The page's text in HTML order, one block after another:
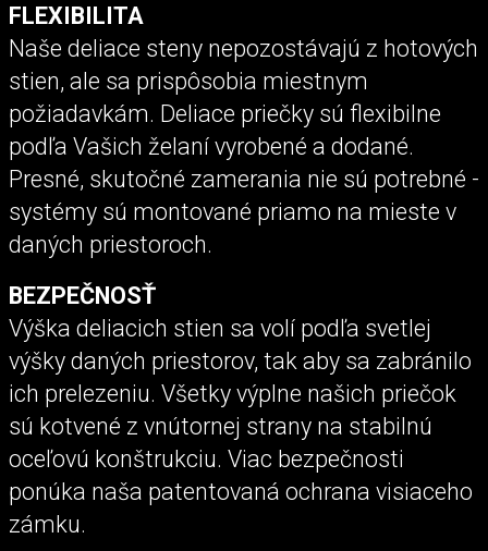
FLEXIBILITA
Naše deliace steny nepozostávajú z hotových
stien, ale sa prispôsobia miestnym
požiadavkám. Deliace priečky sú flexibilne
podľa Vašich želaní vyrobené a dodané.
Presné, skutočné zamerania nie sú potrebné -
systémy sú montované priamo na mieste v
daných priestoroch.
BEZPEČNOSŤ
Výška deliacich stien sa volí podľa svetlej
výšky daných priestorov, tak aby sa zabránilo
ich prelezeniu. Všetky výplne našich priečok
sú kotvené z vnútornej strany na stabilnú
oceľovú konštrukciu. Viac bezpečnosti
ponúka naša patentovaná ochrana visiaceho
zámku.